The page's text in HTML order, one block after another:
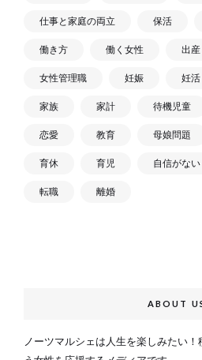
仕事と家庭の両立 保活
働き方 働く女性 出産
女性管理職 妊娠 妊活
家族 家計 待機児童
恋愛 教育 母娘問題
育休 育児 自信がない
転職 離婚
ABOUT
ノーツマルシェは人生を楽しみたい